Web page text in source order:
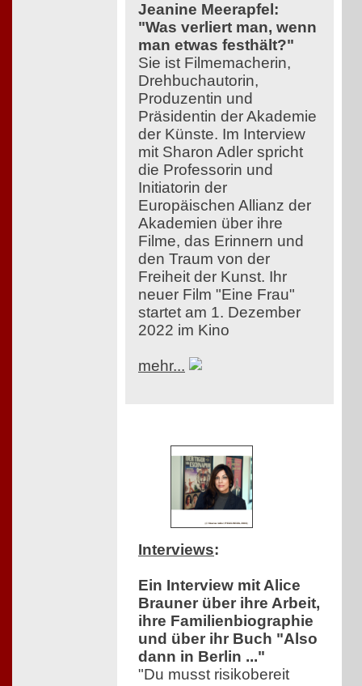
Jeanine Meerapfel:
"Was verliert man, wenn
man etwas festhält?"
Sie ist Filmemacherin,
Drehbuchautorin,
Produzentin und
Präsidentin der Akademie
der Künste. Im Interview
mit Sharon Adler spricht
die Professorin und
Initiatorin der
Europäischen Allianz der
Akademien über ihre
Filme, das Erinnern und
den Traum von der
Freiheit der Kunst. Ihr
neuer Film "Eine Frau"
startet am 1. Dezember
2022 im Kino
mehr...
Interviews:
Ein Interview mit Alice
Brauner über ihre Arbeit,
ihre Familienbiographie
und über ihr Buch "Also
dann in Berlin ..."
"Du musst risikobereit